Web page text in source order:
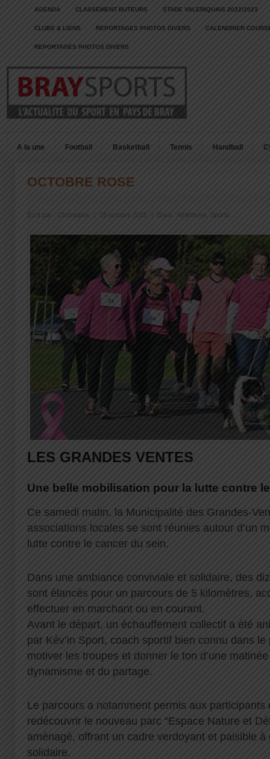
AGENDA CLASSEMENT BUTEURS STADE VALERIQUAIS 2022/2023
CLUBS & LIENS REPORTAGES PHOTOS DIVERS CALENDRIER
REPORTAGES PHOTOS DIVERS
A la une Football Basketball Tennis Handball
OCTOBRE ROSE
Écrit par : Christophe 18 octobre 2025 Dans :Athlétisme Sports
LES GRANDES VENTES
Une belle mobilisation pour la lutte contre
Ce samedi matin, la Municipalité des Grandes-
associations locales se sont réunies autour d’un
lutte contre le cancer du sein.
Dans une ambiance conviviale et solidaire, des
sont élancés pour un parcours de 5 kilomètres,
effectuer en marchant ou en courant.
Avant le départ, un échauffement collectif a été
par Kév’in Sport, coach sportif bien connu dans
motiver les troupes et donner le ton d’une
dynamisme et du partage.
Le parcours a notamment permis aux participants
redécouvrir le nouveau parc “Espace Nature et
aménagé, offrant un cadre verdoyant et paisible
solidaire.